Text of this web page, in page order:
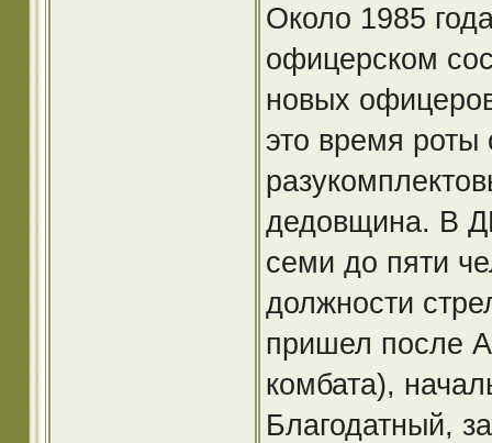
Около 1985
офицерском
новых
это время роты
дедовщина. В
семи до пяти
должности
пришел после
комбата),
Благодатный,